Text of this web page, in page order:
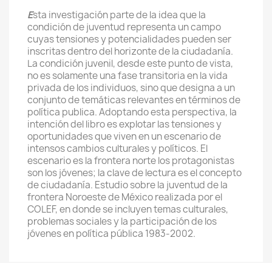
Esta investigación parte de la idea que la
condición de juventud representa un campo
cuyas tensiones y potencialidades pueden ser
inscritas dentro del horizonte de la ciudadanía.
La condición juvenil, desde este punto de vista,
no es solamente una fase transitoria en la vida
privada de los individuos, sino que designa a un
conjunto de temáticas relevantes en términos de
política publica. Adoptando esta perspectiva, la
intención del libro es explotar las tensiones y
oportunidades que viven en un escenario de
intensos cambios culturales y políticos. El
escenario es la frontera norte los protagonistas
son los jóvenes; la clave de lectura es el concepto
de ciudadanía. Estudio sobre la juventud de la
frontera Noroeste de México realizada por el
COLEF, en donde se incluyen temas culturales,
problemas sociales y la participación de los
jóvenes en política pública 1983-2002.